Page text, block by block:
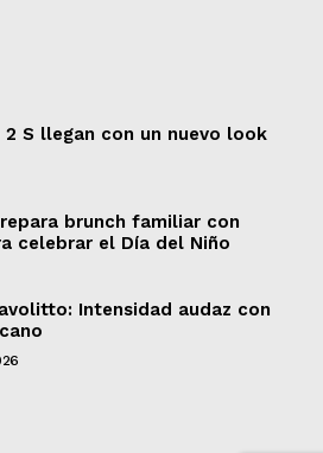
2 S llegan con un nuevo look
brunch familiar con
celebrar el Día del Niño
Intensidad audaz con